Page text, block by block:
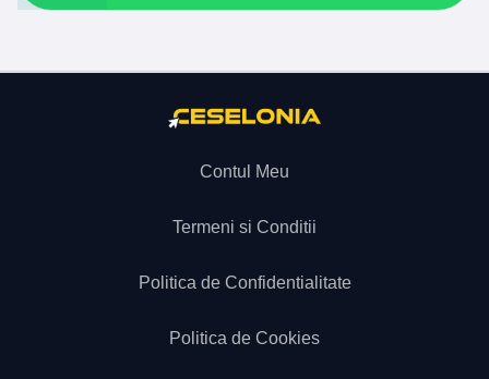
Contul Meu
Termeni si Conditii
Politica de Confidentialitate
Politica de Cookies